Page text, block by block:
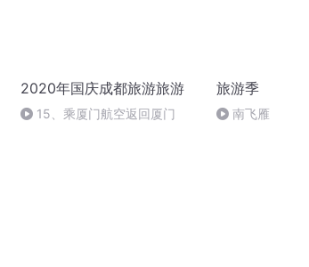
2020年国庆成都旅游旅游
15、乘厦门航空返回厦门
旅游季
南飞雁